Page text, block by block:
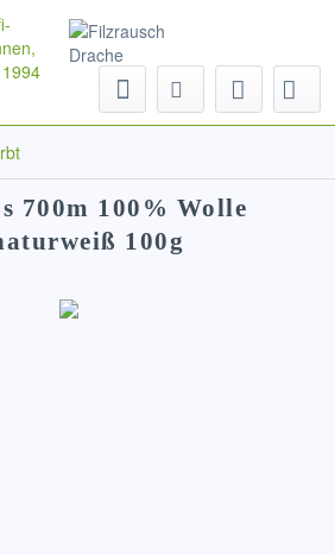
700m 100% Wolle
100g